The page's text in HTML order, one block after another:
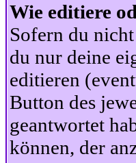
Wie editiere
Sofern du
du nur deine
editieren
Button des
geantwortet
können, der